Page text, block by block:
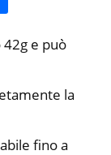
42g e può
la
fino a